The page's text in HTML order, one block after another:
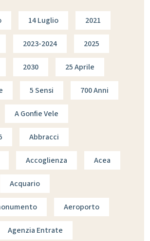
14 Luglio 2021
2023-2024 2025
2030 25 Aprile
5 Sensi 700 Anni
A Gonfie Vele
Abbracci
Accoglienza Acea
Acquario
Aeroporto
Agenzia Entrate